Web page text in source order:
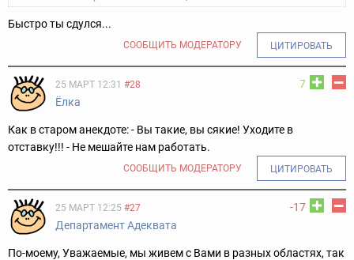
Быстро ты сдулся...
СООБЩИТЬ МОДЕРАТОРУ ЦИТИРОВАТЬ
7
25 МАРТ 12:31 #28
Ёлка
Как в старом анекдоте: - Вы такие, вы сякие! Уходите в
отставку!!! - Не мешайте нам работать.
СООБЩИТЬ МОДЕРАТОРУ ЦИТИРОВАТЬ
-17
25 МАРТ 12:25 #27
Департамент Адеквата
По-моему, Уважаемые, мы живем с Вами в разных областях, так